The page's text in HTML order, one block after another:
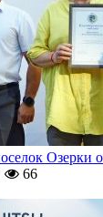
Озерки
66